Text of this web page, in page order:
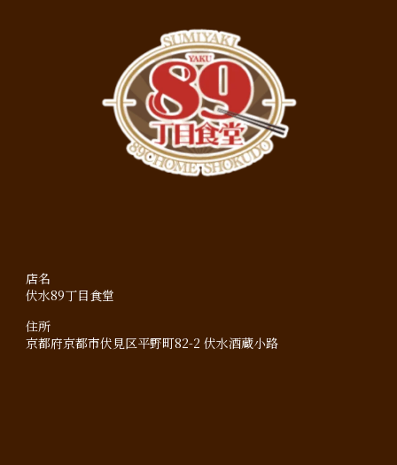
店名
伏水89丁目食堂
住所
京都府京都市伏見区平野町82-2 伏水酒蔵小路